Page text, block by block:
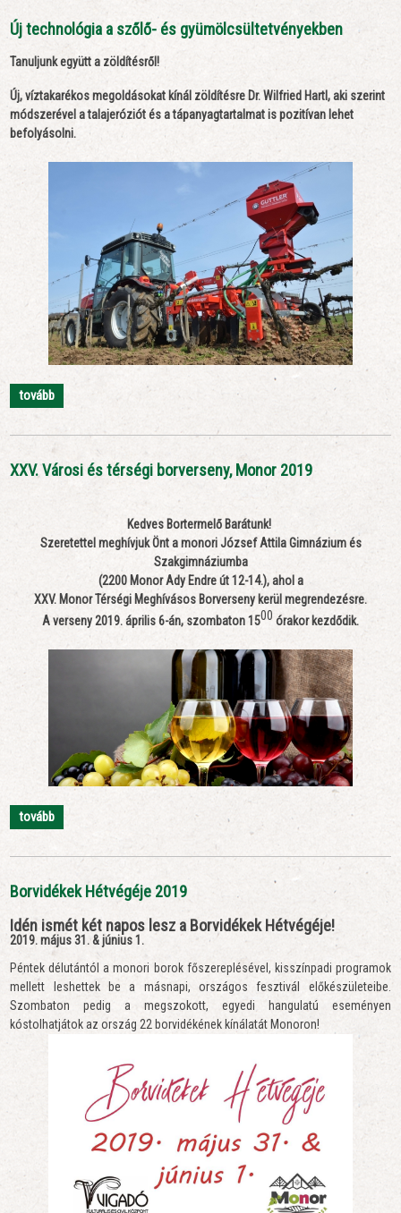
Új technológia a szőlő- és gyümölcsültetvényekben
Tanuljunk együtt a zöldítésről!
Új, víztakarékos megoldásokat kínál zöldítésre Dr. Wilfried Hartl, aki szerint
módszerével a talajeróziót és a tápanyagtartalmat is pozitívan lehet
befolyásolni.
tovább
XXV. Városi és térségi borverseny, Monor 2019
Kedves Bortermelő Barátunk!
Szeretettel meghívjuk Önt a monori József Attila Gimnázium és
Szakgimnáziumba
(2200 Monor Ady Endre út 12-14.), ahol a
XXV. Monor Térségi Meghívásos Borverseny kerül megrendezésre.
A verseny 2019. április 6-án, szombaton 1500 órakor kezdődik.
tovább
Borvidékek Hétvégéje 2019
Idén ismét két napos lesz a Borvidékek Hétvégéje!
2019. május 31. & június 1.
Péntek délutántól a monori borok főszereplésével, kisszínpadi programok
mellett leshettek be a másnapi, országos fesztivál előkészületeibe.
Szombaton pedig a megszokott, egyedi hangulatú eseményen
kóstolhatjátok az ország 22 borvidékének kínálatát Monoron!